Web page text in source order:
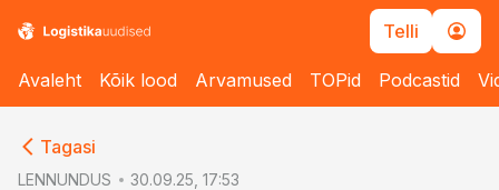
Telli
Avaleht Kõik lood Arvamused TOPid Podcastid
Tagasi
LENNUNDUS 30.09.25, 17:53